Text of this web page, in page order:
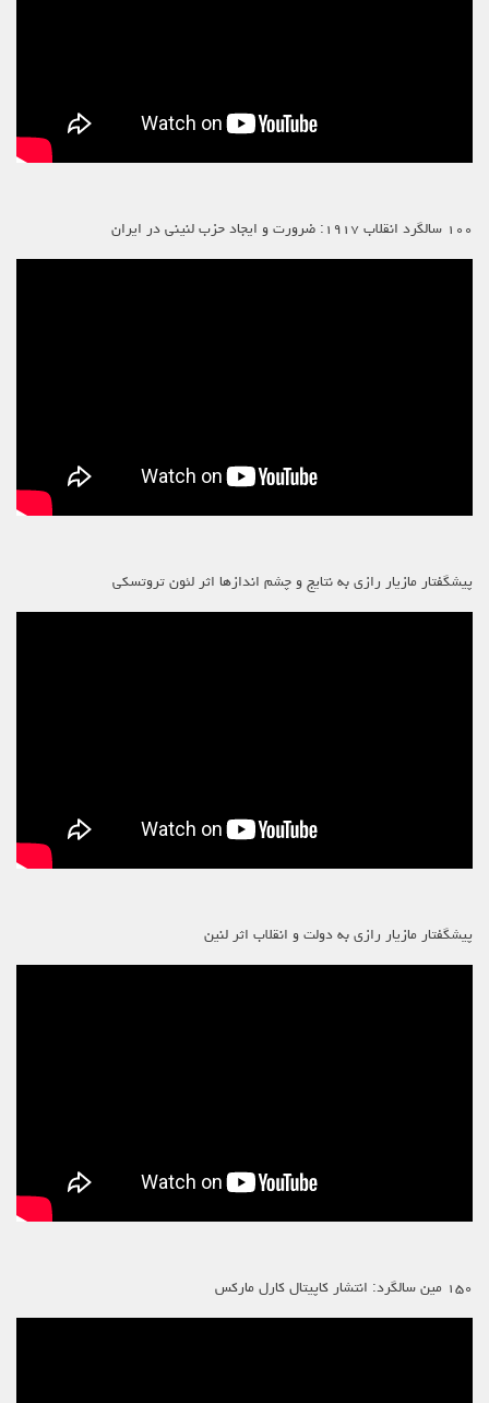
۱۰۰ سالگرد انقلاب ۱۹۱۷: ضرورت و ایجاد حزب لنینی در ایران
پیشگفتار مازیار رازی به نتایج و چشم اندازها اثر لئون تروتسکی
پیشگفتار مازیار رازی به دولت و انقلاب اثر لنین
۱۵۰ مین سالگرد: انتشار کاپیتال کارل مارکس